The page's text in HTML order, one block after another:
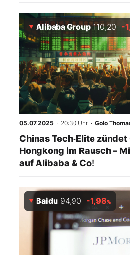
Alibaba Group 110,20 -
05.07.2025 · 20:30 Uhr · Golo
Chinas Tech‑Elite zündet
Hongkong im Rausch –
auf Alibaba & Co!
Baidu 94,90 -1,98%